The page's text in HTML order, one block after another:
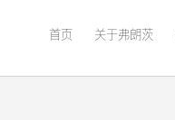
首页 关于弗朗茨